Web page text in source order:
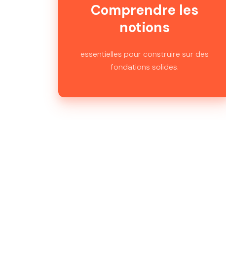
Comprendre les
notions
essentielles pour construire sur des
fondations solides.